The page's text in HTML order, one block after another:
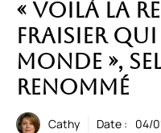
« Voilà la
fraisier
monde »,
renommé
Cathy Date : 04/